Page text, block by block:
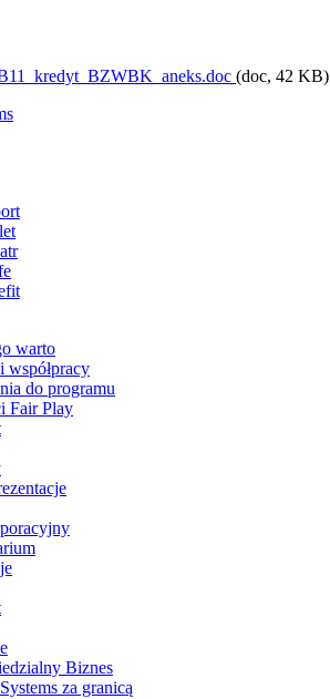
(doc, 42 KB)
warto
współpracy
do programu
Fair Play
Biznes
za granicą